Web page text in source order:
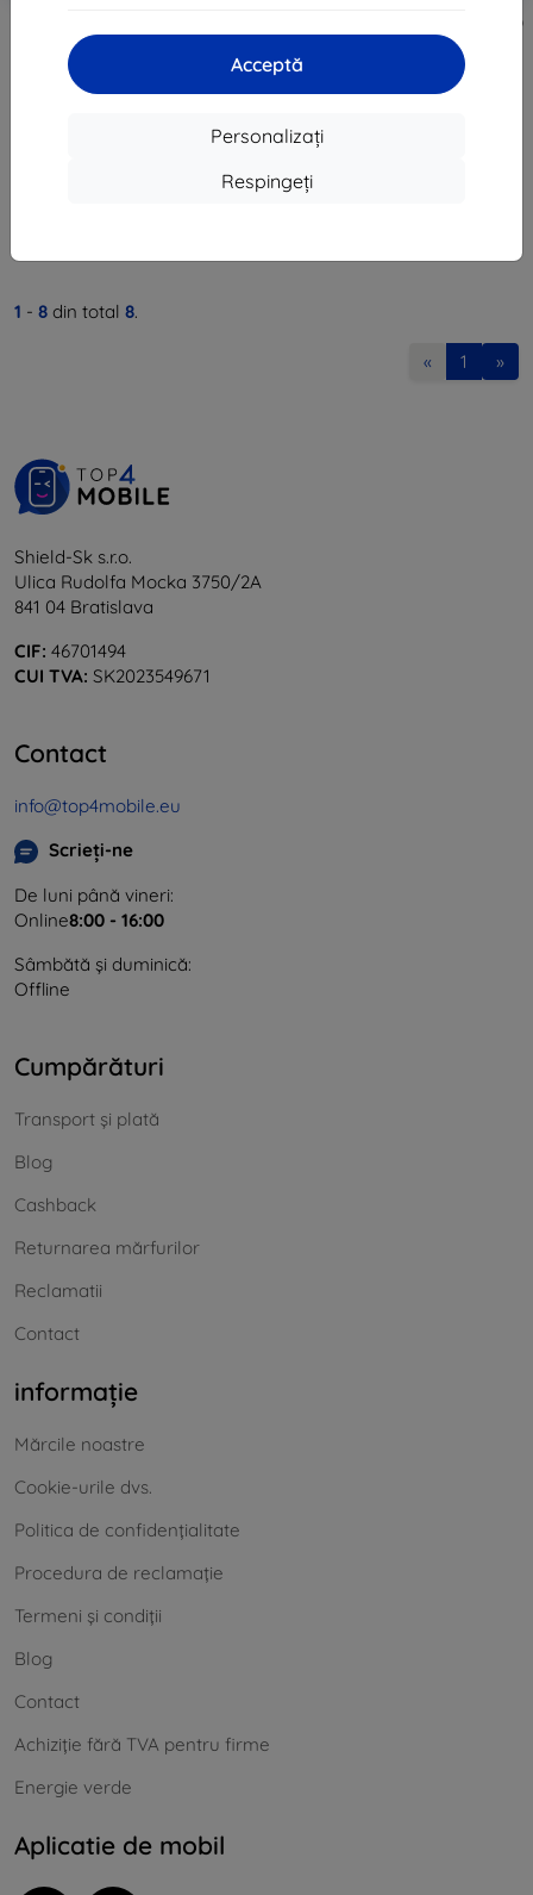
Acceptă
Personalizați
Respingeți
Lens Protection pentru camera
Samsung Galaxy A30s
Beline Case Candy Samsung A50
transparent A30s A307
38 lei
1 - 8 din total 8.
« 1 »
Shield-Sk s.r.o.
Ulica Rudolfa Mocka 3750/2A
841 04 Bratislava
CIF: 46701494
CUI TVA: SK2023549671
Contact
info@top4mobile.eu
Scrieți-ne
De luni până vineri:
Online8:00 - 16:00
Sâmbătă și duminică:
Offline
Cumpărături
Transport și plată
Blog
Cashback
Returnarea mărfurilor
Reclamatii
Contact
informație
Mărcile noastre
Cookie-urile dvs.
Politica de confidențialitate
Procedura de reclamație
Termeni și condiții
Blog
Contact
Achiziție fără TVA pentru firme
Energie verde
Aplicatie de mobil